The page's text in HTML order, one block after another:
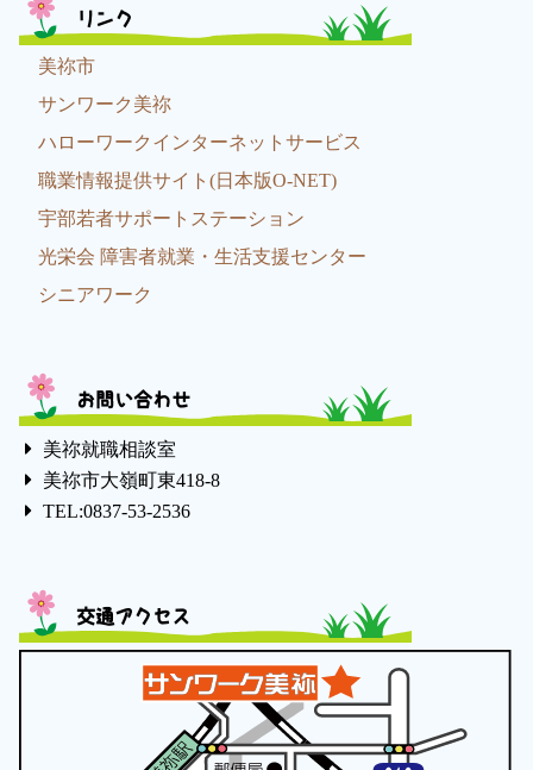
リンク
美祢市
サンワーク美祢
ハローワークインターネットサービス
職業情報提供サイト(日本版O-NET)
宇部若者サポートステーション
光栄会 障害者就業・生活支援センター
シニアワーク
お問い合わせ
美祢就職相談室
美祢市大嶺町東418-8
TEL:0837-53-2536
交通アクセス